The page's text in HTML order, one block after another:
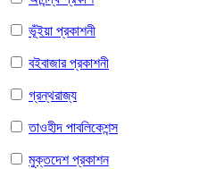
ভূঁইয়া প্রকাশনী
বইবাজার প্রকাশনী
গ্রন্থরাজ্য
তাওহীদ পাবলিকেশন্স
মুক্তদেশ প্রকাশন